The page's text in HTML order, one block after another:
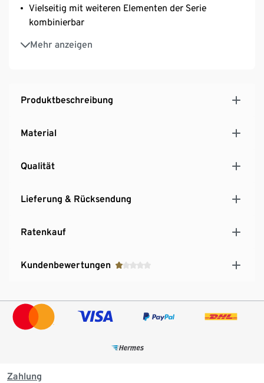
Vielseitig mit weiteren Elementen der Serie
kombinierbar
Mehr anzeigen
Einfache Montage mit verständlicher
Aufbauanleitung
Produktbeschreibung
Material
Qualität
Lieferung & Rücksendung
Ratenkauf
Kundenbewertungen
Zahlung